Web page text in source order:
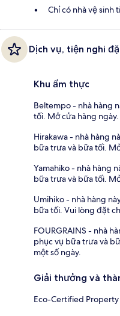
Chỉ có nhà vệ sinh
Dịch vụ, tiện nghi
Khu ẩm thực
Beltempo - nhà hàng
tối. Mở cửa hàng ngày.
Hirakawa - nhà hàng
bữa trưa và bữa tối.
Yamahiko - nhà hàng
bữa trưa và bữa tối.
Umihiko - nhà hàng
bữa tối. Vui lòng đặt
FOURGRAINS - nhà
phục vụ bữa trưa và
một số ngày.
Giải thưởng và
Eco-Certified Property